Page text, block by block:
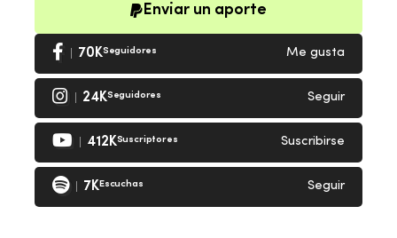
Enviar un aporte
70KSeguidores Me gusta
24KSeguidores Seguir
412KSuscriptores Suscribirse
7KEscuchas Seguir